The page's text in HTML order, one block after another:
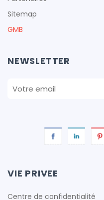
Sitemap
GMB
NEWSLETTER
VIE PRIVEE
Centre de confidentialité